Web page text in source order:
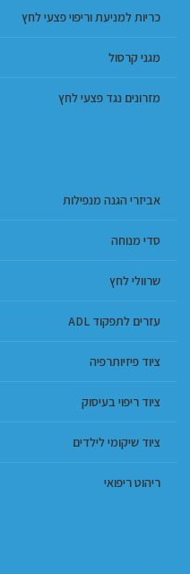
כריות למניעת וריפוי פצעי לחץ
מגני קרסול
מזרונים נגד פצעי לחץ
אביזרי הגנה מנפילות
סדי מנוחה
שרוולי לחץ
עזרים לתפקוד ADL
ציוד פיזיותרפיה
ציוד ריפוי בעיסוק
ציוד שיקומי לילדים
ריהוט ריפואי